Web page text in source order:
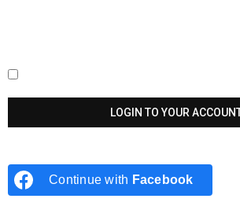
Continue with Facebook